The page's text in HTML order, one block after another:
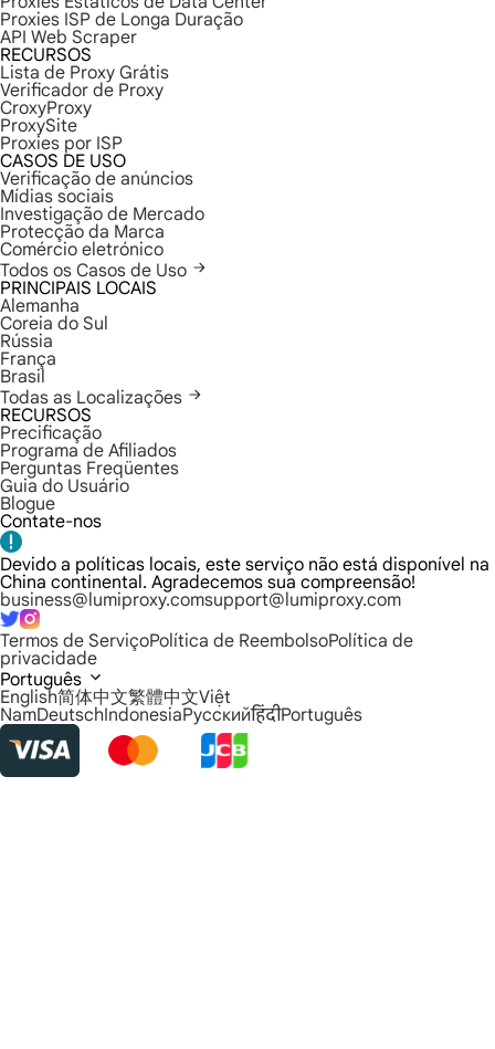
Proxies ISP de Longa Duração
API Web Scraper
RECURSOS
Lista de Proxy Grátis
Verificador de Proxy
CroxyProxy
ProxySite
Proxies por ISP
CASOS DE USO
Verificação de anúncios
Mídias sociais
Investigação de Mercado
Protecção da Marca
Comércio eletrónico
Todos os Casos de Uso
PRINCIPAIS LOCAIS
Alemanha
Coreia do Sul
Rússia
França
Brasil
Todas as Localizações
RECURSOS
Precificação
Programa de Afiliados
Perguntas Freqüentes
Guia do Usuário
Blogue
Contate-nos
Devido a políticas locais, este serviço não está disponível na
China continental. Agradecemos sua compreensão!
business@lumiproxy.comsupport@lumiproxy.com
Termos de ServiçoPolítica de ReembolsoPolítica de
privacidade
Português
English简体中文繁體中文Việt
NamDeutschIndonesiaРусскийहिंदीPortuguês